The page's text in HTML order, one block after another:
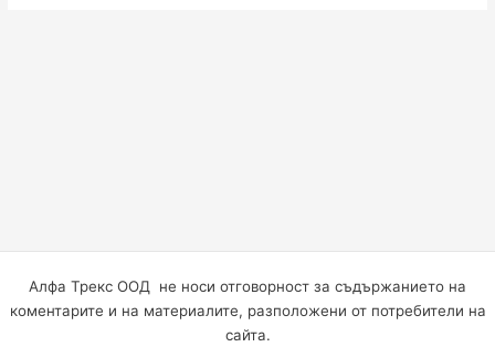
Алфа Трекс ООД не носи отговорност за съдържанието на
коментарите и на материалите, разположени от потребители на
сайта.